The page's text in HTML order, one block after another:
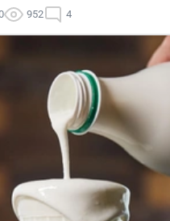
952 4